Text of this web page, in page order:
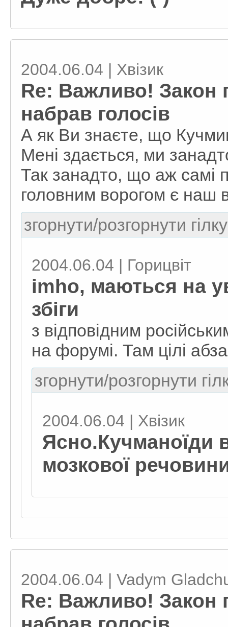
2004.06.04 | Хвізик
Re: Важливо! Закон
набрав голосів
А як Ви знаєте, що
Мені здається, ми
Так занадто, що аж самі
головним ворогом є наш
згорнути/розгорнути
2004.06.04 | Горицвіт
imho, маються на
збіги
з відповідним
на форумі. Там цілі
згорнути/розгорнути
2004.06.04 | Хвізик
Ясно.Кучманоїди
мозкової
2004.06.04 | Vadym
Re: Важливо! Закон